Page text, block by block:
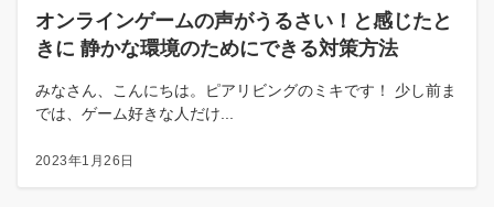
オンラインゲームの声がうるさい！と感じたと
きに 静かな環境のためにできる対策方法
みなさん、こんにちは。ピアリビングのミキです！ 少し前ま
では、ゲーム好きな人だけ...
2023年1月26日